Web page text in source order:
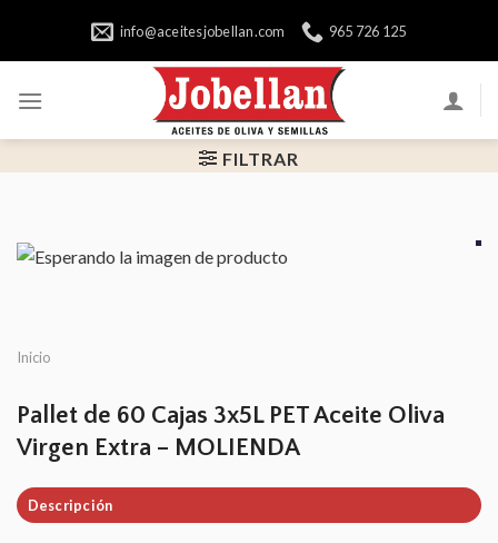
info@aceitesjobellan.com 965 726 125
FILTRAR
Inicio
Pallet de 60 Cajas 3x5L PET Aceite Oliva
Virgen Extra – MOLIENDA
Descripción